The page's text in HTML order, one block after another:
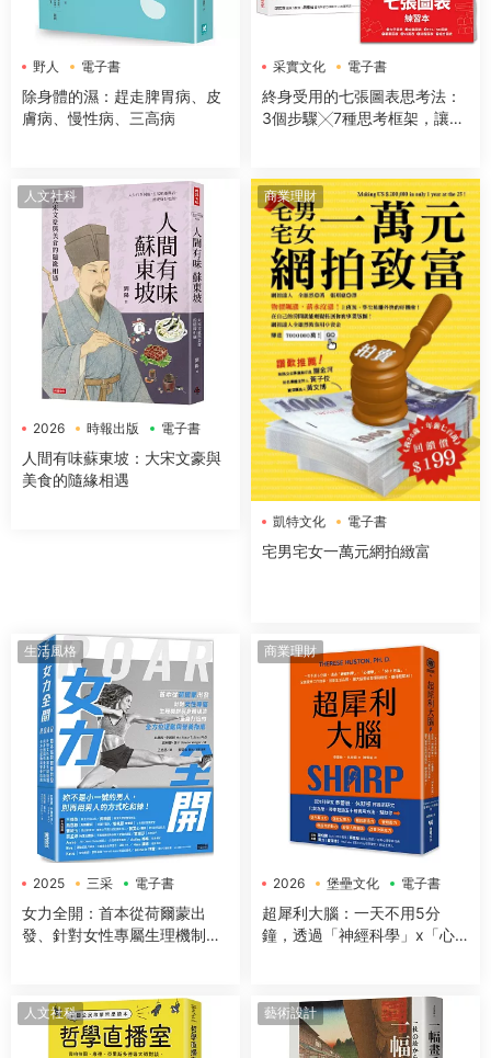
野人 電子書
除身體的濕：趕走脾胃病、皮
膚病、慢性病、三高病
采實文化 電子書
終身受用的七張圖表思考法：
3個步驟╳7種思考框架，讓你
表練習本】
人文社科
2026 時報出版 電子書
人間有味蘇東坡：大宋文豪與
美食的隨緣相遇
商業理財
凱特文化 電子書
宅男宅女一萬元網拍緻富
生活風格
2025 三采 電子書
女力全開：首本從荷爾蒙出
發、針對女性專屬生理機制與
商業理財
2026 堡壘文化 電子書
超犀利大腦：一天不用5分
鐘，透過「神經科學」x「心
讓大腦潛能發揮到極緻，變得
超犀利！
人文社科 藝術設計